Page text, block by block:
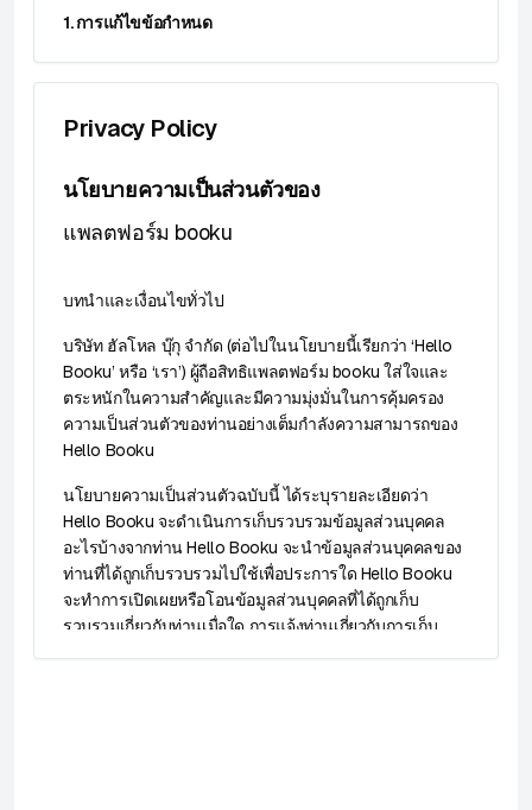
1. การแก้ไขข้อกำหนด
บริษัทขอสงวนสิทธิ์ในการแก้ไขหรือเปลี่ยนแปลงข้อกำหนด
ไม่ต้องแจ้งให้ทราบล่วงหน้า การแก้ไขจะมีผลทันทีที่ประกาศ
ลงในแพลตฟอร์ม ท่านมีหน้าที่ติดตามการเปลี่ยนแปลงเหล่า
นี้ด้วยตนเอง การใช้บริการต่อเนื่องหลังจากการปรับปรุงข้อ
กำหนดถือว่าท่านยอมรับข้อกำหนดและเงื่อนไขที่ได้รับการ
แก้ไข
ใช้งาน ท่านต้องให้ข้อมูลที่ถูกต้องและเป็นปัจจุบัน
ท่านต้องรักษาข้อมูลบัญชีและรหัสผ่านเป็นความลับ และรับ
ผิดชอบต่อการใช้งานบัญชีของตน
ผู้ใช้อายุต่ำกว่า 20 ปี (ผู้เยาว์) ต้องได้รับความยินยอมจากผู้
แพลตฟอร์ม
บริษัทสามารถเพิกถอนบัญชีผู้ใช้ได้ทันทีหากพบการละเมิดข้อ
กำหนด เงื่อนไขหรือการใช้บัญชีในทางที่ไม่เหมาะสม
3. การซื้อสินค้าและบริการบนแพลตฟอร์ม
แพลตฟอร์มเป็นเพียงตัวกลางในการจำหน่ายบัตรและสินค้า
Privacy Policy
นโยบายความเป็นส่วนตัวของ
แพลตฟอร์ม booku
บทนำและเงื่อนไขทั่วไป
บริษัท ฮัลโหล บุ๊กุ จำกัด (ต่อไปในนโยบายนี้เรียกว่า ‘Hello
Booku’ หรือ ‘เรา’) ผู้ถือสิทธิแพลตฟอร์ม booku ใส่ใจและ
ตระหนักในความสำคัญและมีความมุ่งมั่นในการคุ้มครอง
ความเป็นส่วนตัวของท่านอย่างเต็มกำลังความสามารถของ
Hello Booku
นโยบายความเป็นส่วนตัวฉบับนี้ ได้ระบุรายละเอียดว่า
Hello Booku จะดำเนินการเก็บรวบรวมข้อมูลส่วนบุคคล
อะไรบ้างจากท่าน Hello Booku จะนำข้อมูลส่วนบุคคลของ
ท่านที่ได้ถูกเก็บรวบรวมไปใช้เพื่อประการใด Hello Booku
จะทำการเปิดเผยหรือโอนข้อมูลส่วนบุคคลที่ได้ถูกเก็บ
รวบรวมเกี่ยวกับท่านเมื่อใด การแจ้งท่านเกี่ยวกับการเก็บ